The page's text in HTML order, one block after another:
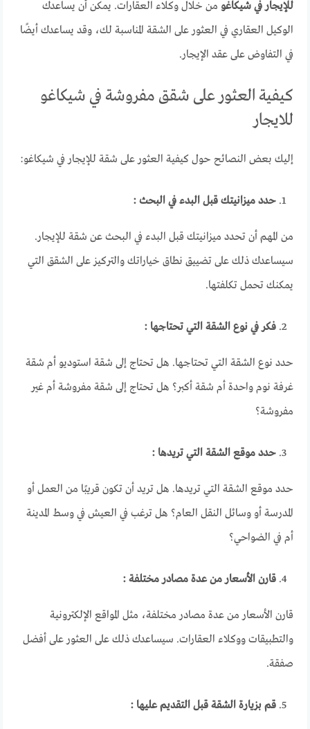
للإيجار في شيكاغو من خلال وكلاء العقارات. يمكن أن يساعدك
الوكيل العقاري في العثور على الشقة المناسبة لك، وقد يساعدك أيضًا
في التفاوض على عقد الإيجار.
كيفية العثور على شقق مفروشة في شيكاغو
للايجار
إليك بعض النصائح حول كيفية العثور على شقة للإيجار في شيكاغو:
حدد ميزانيتك قبل البدء في البحث :
من المهم أن تحدد ميزانيتك قبل البدء في البحث عن شقة للإيجار.
سيساعدك ذلك على تضييق نطاق خياراتك والتركيز على الشقق التي
يمكنك تحمل تكلفتها.
فكر في نوع الشقة التي تحتاجها :
حدد نوع الشقة التي تحتاجها. هل تحتاج إلى شقة استوديو أم شقة
غرفة نوم واحدة أم شقة أكبر؟ هل تحتاج إلى شقة مفروشة أم غير
مفروشة؟
حدد موقع الشقة التي تريدها :
حدد موقع الشقة التي تريدها. هل تريد أن تكون قريبًا من العمل أو
المدرسة أو وسائل النقل العام؟ هل ترغب في العيش في وسط المدينة
أم في الضواحي؟
قارن الأسعار من عدة مصادر مختلفة :
قارن الأسعار من عدة مصادر مختلفة، مثل المواقع الإلكترونية
والتطبيقات ووكلاء العقارات. سيساعدك ذلك على العثور على أفضل
صفقة.
قم بزيارة الشقة قبل التقديم عليها :